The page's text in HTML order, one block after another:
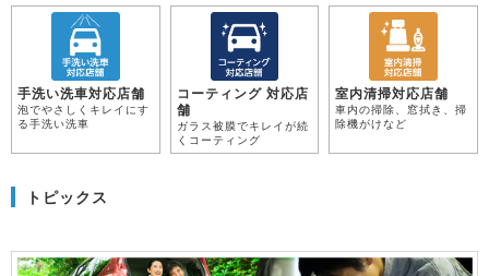
手洗い洗車対応店舗
泡でやさしくキレイにす
る手洗い洗車
コーティング 対応店
舗
ガラス被膜でキレイが続
くコーティング
室内清掃対応店舗
車内の掃除、窓拭き、掃
除機がけなど
トピックス